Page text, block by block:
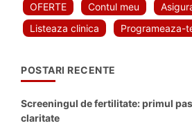
OFERTE
Contul meu
Listeaza clinica
Programeaza-
POSTARI RECENTE
Screeningul de fertilitate: primul
claritate